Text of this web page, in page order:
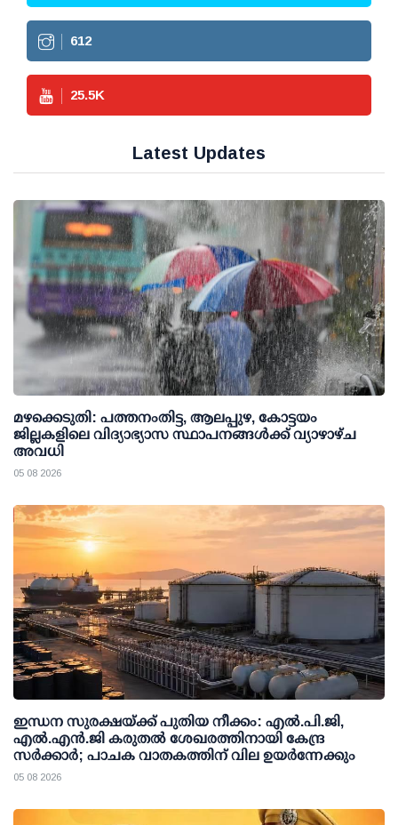
612
25.5K
Latest Updates
മഴക്കെടുതി: പത്തനംതിട്ട, ആലപ്പുഴ, കോട്ടയം
ജില്ലകളിലെ വിദ്യാഭ്യാസ സ്ഥാപനങ്ങള്‍ക്ക് വ്യാഴാഴ്ച
അവധി
05 08 2026
ഇന്ധന സുരക്ഷയ്ക്ക് പുതിയ നീക്കം: എല്‍.പി.ജി,
എല്‍.എന്‍.ജി കരുതല്‍ ശേഖരത്തിനായി കേന്ദ്ര
സര്‍ക്കാര്‍; പാചക വാതകത്തിന് വില ഉയര്‍ന്നേക്കും
05 08 2026